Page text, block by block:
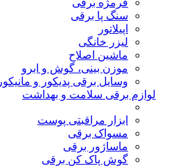
فرمژه برقی
سنگ پا برقی
اپیلاتور
لیزر خانگی
ماشین اصلاح
موزن بینی، گوش و ابرو
وسایل برقی پدیکور و مانیکور
لوازم برقی سلامت و بهداشت
ابزار مراقبتی پوست
مسواک برقی
ماساژور برقی
گوش پاک کن برقی